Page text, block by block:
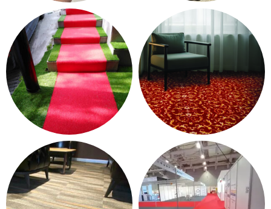
PVC YER DÖŞEME
13 products
PLASTIK YER KARO
15 products
PASPAS - YOLLUK
12 products
KONTRAT HALI - OTEL
HALISI
37 products